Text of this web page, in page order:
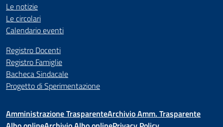
Le notizie
Le circolari
Calendario eventi
Registro Docenti
Registro Famiglie
Bacheca Sindacale
Progetto di Sperimentazione
Amministrazione TrasparenteArchivio Amm. Trasparente